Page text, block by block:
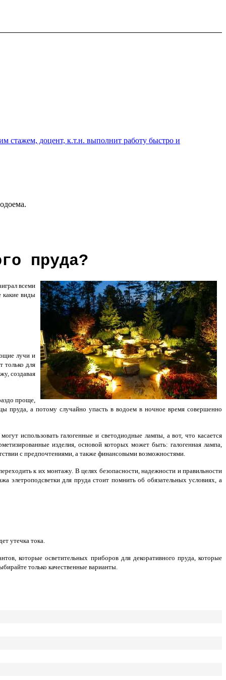
стажем, доцент, к.т.н. выполнит работу быстро и
пруда?
всеми
какие виды
лучи и
только для
создавая
проще,
а потому случайно упасть в водоем в ночное время совершенно
использовать галогенные и светодиодные лампы, а вот, что касается
изделия, основой которых может быть: галогенная лампа,
с предпочтениями, а также финансовыми возможностями.
к их монтажу. В целях безопасности, надежности и правильности
элетроподсветки для пруда стоит помнить об обязательных условиях, а
утечка тока.
которые осветительных приборов для декоративного пруда, которые
только качественные варианты.